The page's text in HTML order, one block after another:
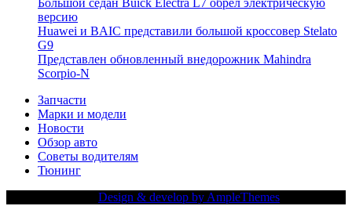
Большой седан Buick Electra L7 обрел электрическую
версию
Huawei и BAIC представили большой кроссовер Stelato
G9
Представлен обновленный внедорожник Mahindra
Scorpio-N
Запчасти
Марки и модели
Новости
Обзор авто
Советы водителям
Тюнинг
Design & develop by AmpleThemes